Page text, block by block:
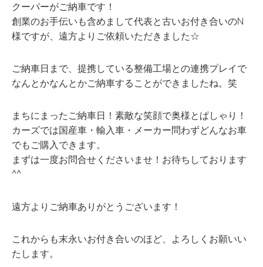
クーパーがご納車です！
創業のお手伝いも含めまして代表と古いお付き合いのN
様ですが、遠方よりご依頼いただきました☆
ご納車日まで、提携している整備工場との連携プレイで
なんとかなんとかご納車することができましたね。笑
まちにまったご納車日！素敵な笑顔で奥様とぱしゃり！
カーズでは国産車・輸入車・メーカー問わずどんなお車
でもご購入できます。
まずは一度お問合せくださいませ！お待ちしております
^^
遠方よりご納車ありがとうございます！
これからも末永いお付き合いのほど、よろしくお願いい
たします。